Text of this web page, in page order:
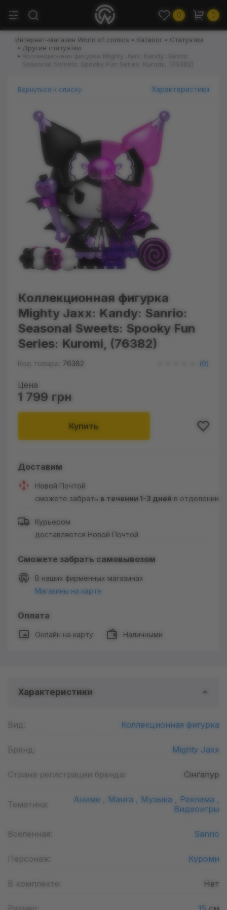
0 0
Интернет-магазин World of comics Каталог
Статуэтки
Другие статуэтки
Коллекционная фигурка Mighty Jaxx: Kandy: Sanrio:
Seasonal Sweets: Spooky Fun Series: Kuromi, (76382)
Вернуться к списку Характеристики
Коллекционная фигурка
Mighty Jaxx: Kandy: Sanrio:
Seasonal Sweets: Spooky Fun
Series: Kuromi, (76382)
Код товара: 76382 (0)
Цена
1 799 грн
Купить
Доставим
Новой Почтой
сможете забрать в течении 1-3 дней в отделении
Курьером
доставляется Новой Почтой
Сможете забрать самовывозом
В наших фирменных магазинах
Магазины на карте
Оплата
Онлайн на карту Наличными
Характеристики
Вид: Коллекционная фигурка
Бренд: Mighty Jaxx
Страна регистрации бренда: Сінґапур
Тематика: Аниме , Манга , Музыка , Реклама ,
Видеоигры
Вселенная: Sanrio
Персонаж: Куроми
В комплекте: Нет